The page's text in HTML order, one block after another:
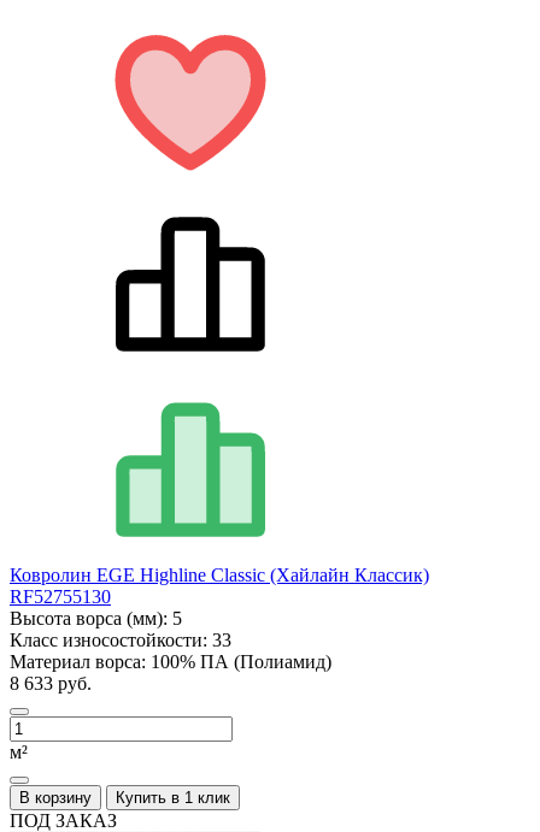
Ковролин EGE Highline Classic (Хайлайн Классик)
RF52755130
Высота ворса (мм): 5
Класс износостойкости: 33
Материал ворса: 100% ПА (Полиамид)
8 633 руб.
м²
В корзину Купить в 1 клик
ПОД ЗАКАЗ